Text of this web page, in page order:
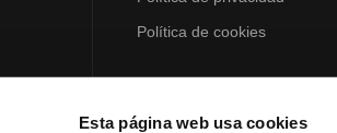
Esta página web usa cookies
Política de cookies